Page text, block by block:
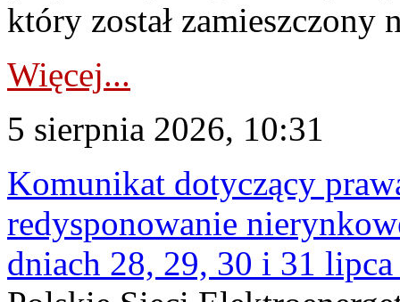
który został zamieszczony
Więcej...
5 sierpnia 2026, 10:31
Komunikat dotyczący
redysponowanie
dniach 28, 29, 30 i 31